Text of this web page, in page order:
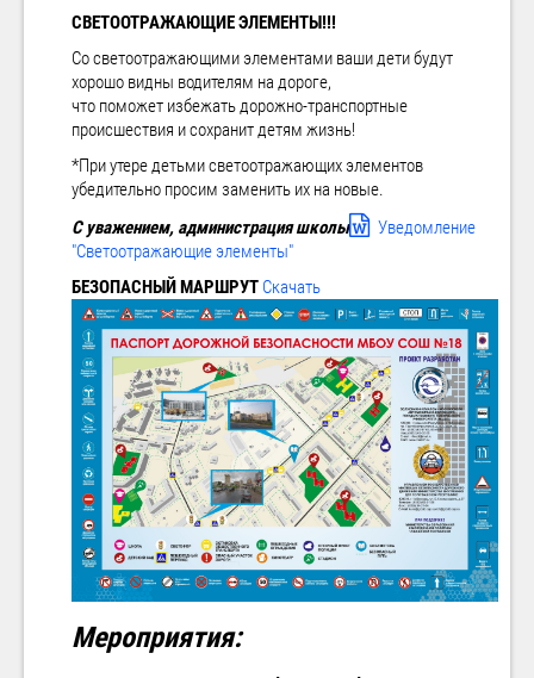
СВЕТООТРАЖАЮЩИЕ ЭЛЕМЕНТЫ!!!
Со светоотражающими элементами ваши дети будут
хорошо видны водителям на дороге,
что поможет избежать дорожно-транспортные
происшествия и сохранит детям жизнь!
*При утере детьми светоотражающих элементов
убедительно просим заменить их на новые.
С уважением, администрация школы
Уведомление
"Светоотражающие элементы"
БЕЗОПАСНЫЙ МАРШРУТ Скачать
Мероприятия: